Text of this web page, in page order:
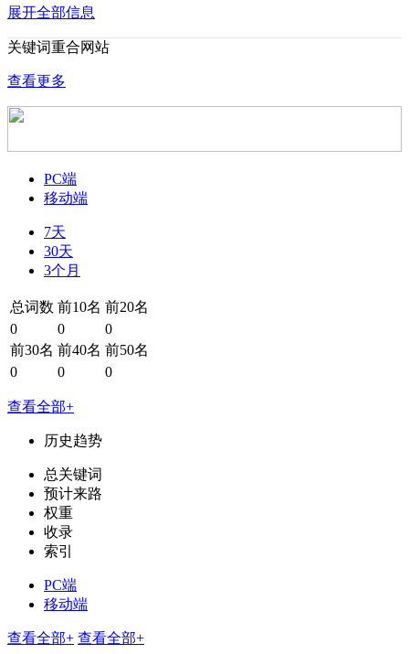
展开全部信息
关键词重合网站
查看更多
PC端
移动端
7天
30天
3个月
总词数 前10名 前20名
0
0
0
前30名 前40名 前50名
0
0 0
查看全部+
历史趋势
总关键词
预计来路
权重
收录
索引
PC端
移动端
查看全部+ 查看全部+